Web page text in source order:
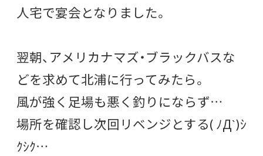
人宅で宴会となりました。
翌朝、アメリカナマズ・ブラックバスな
どを求めて北浦に行ってみたら。
風が強く足場も悪く釣りにならず…
場所を確認し次回リベンジとする( ﾉД`)ｼ
ｸｼｸ…